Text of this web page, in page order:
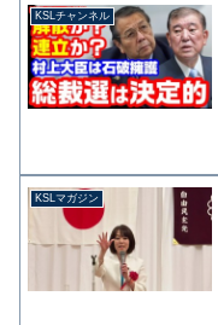
KSLチャンネル
KSLマガジン